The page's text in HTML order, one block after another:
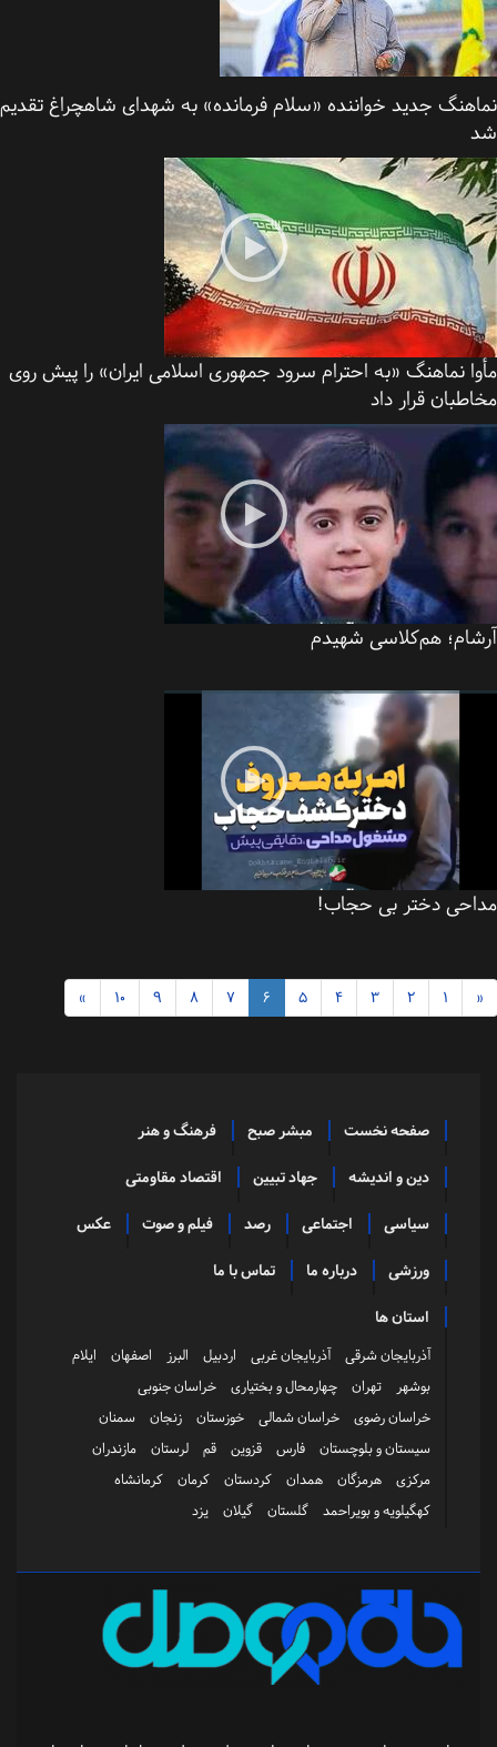
جدید خواننده «سلام فرمانده» به شهدای شاهچراغ تقدیم
نماهنگ «به احترام سرود جمهوری اسلامی ایران» را پیش روی
قرار داد
هم‌کلاسی شهیدم
دختر بی حجاب!
صفحه نخست مبشر صبح فرهنگ و هنر
دین و اندیشه جهاد تبیین اقتصاد مقاومتی
سیاسی اجتماعی رصد فیلم و صوت عکس
ورزشی درباره ما تماس با ما
استان ها
آذربایجان شرقی آذربایجان غربی اردبیل البرز اصفهان
ایلام
بوشهر
تهران چهارمحال و بختیاری
خراسان جنوبی
خراسان رضوی
خراسان شمالی خوزستان زنجان
سمنان
سیستان و بلوچستان
فارس قزوین قم لرستان
مازندران
مرکزی
هرمزگان همدان کردستان کرمان
کرمانشاه
کهگیلویه و بویراحمد
گلستان گیلان یزد